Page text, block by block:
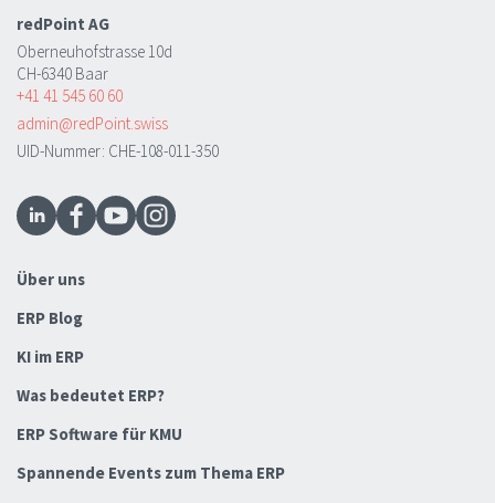
redPoint AG
Oberneuhofstrasse 10d
CH-6340 Baar
+41 41 545 60 60
admin@redPoint.swiss
UID-Nummer: CHE-108-011-350
Über uns
ERP Blog
KI im ERP
Was bedeutet ERP?
ERP Software für KMU
Spannende Events zum Thema ERP